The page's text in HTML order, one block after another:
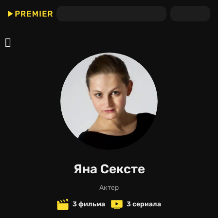
Яна Сексте
актер
3 фильма
3 сериала